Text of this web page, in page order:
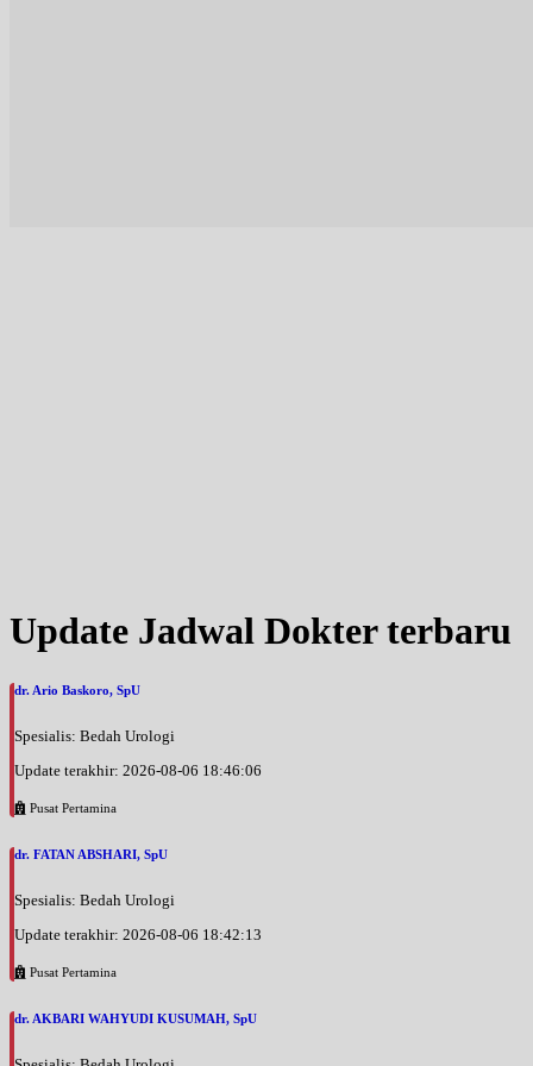
Jam 14:00 - 15:25
UMUM
Senin, 31/08/2026
UMUM
Jam 10:00 - 11:35
Jam 09:00 - 10:45
Kamis, 03/09/2026
UMUM
Jumat, 04/09/2026
Update Jadwal Dokter terbaru
dr. Ario Baskoro, SpU
Spesialis: Bedah Urologi
Update terakhir: 2026-08-06 18:46:06
Pusat Pertamina
dr. FATAN ABSHARI, SpU
Spesialis: Bedah Urologi
Update terakhir: 2026-08-06 18:42:13
Pusat Pertamina
dr. AKBARI WAHYUDI KUSUMAH, SpU